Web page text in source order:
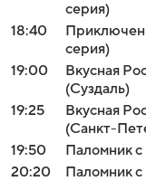
серия)
18:40
серия)
19:00
Вкусная
(Суздаль)
19:25
Вкусная
(Санкт-
19:50
Паломник с
20:20
Паломник с